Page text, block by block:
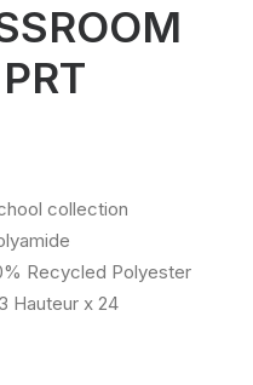
collection
Recycled Polyester
Hauteur x 24